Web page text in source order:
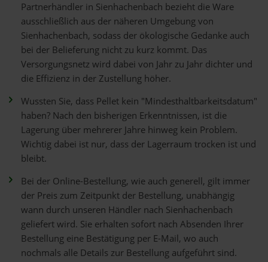
Partnerhändler in Sienhachenbach bezieht die Ware
ausschließlich aus der näheren Umgebung von
Sienhachenbach, sodass der ökologische Gedanke auch
bei der Belieferung nicht zu kurz kommt. Das
Versorgungsnetz wird dabei von Jahr zu Jahr dichter und
die Effizienz in der Zustellung höher.
Wussten Sie, dass Pellet kein "Mindesthaltbarkeitsdatum"
haben? Nach den bisherigen Erkenntnissen, ist die
Lagerung über mehrerer Jahre hinweg kein Problem.
Wichtig dabei ist nur, dass der Lagerraum trocken ist und
bleibt.
Bei der Online-Bestellung, wie auch generell, gilt immer
der Preis zum Zeitpunkt der Bestellung, unabhängig
wann durch unseren Händler nach Sienhachenbach
geliefert wird. Sie erhalten sofort nach Absenden Ihrer
Bestellung eine Bestätigung per E-Mail, wo auch
nochmals alle Details zur Bestellung aufgeführt sind.